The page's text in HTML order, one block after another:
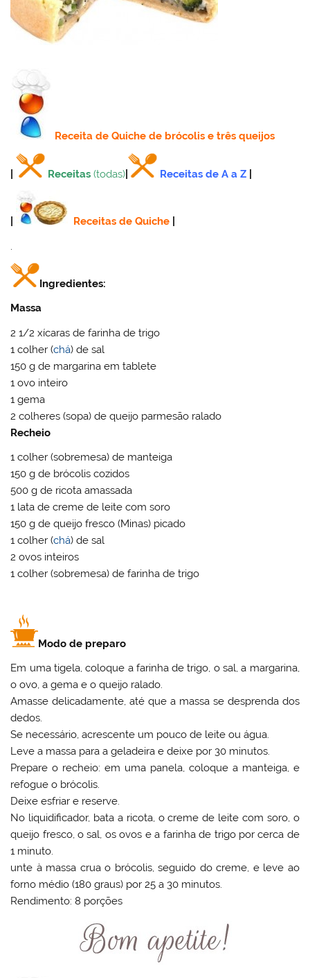
Receitade Quiche de brócolis e três queijos
Receitas (todas) Receitas de A a Z
Receitas de Quiche
.
Ingredientes:
Massa
2 1/2 xícaras de farinha de trigo
1 colher (chá) de sal
150 g de margarina em tablete
1 ovo inteiro
1 gema
2 colheres (sopa) de queijo parmesão ralado
Recheio
1 colher (sobremesa) de manteiga
150 g de brócolis cozidos
500 g de ricota amassada
1 lata de creme de leite com soro
150 g de queijo fresco (Minas) picado
1 colher (chá) de sal
2 ovos inteiros
1 colher (sobremesa) de farinha de trigo
Modo de preparo
Em uma tigela, coloque a farinha de trigo, o sal, a margarina,
o ovo, a gema e o queijo ralado.
Amasse delicadamente, até que a massa se desprenda dos
dedos.
Se necessário, acrescente um pouco de leite ou água.
Leve a massa para a geladeira e deixe por 30 minutos.
Prepare o recheio: em uma panela, coloque a manteiga, e
refogue o brócolis.
Deixe esfriar e reserve.
No liquidificador, bata a ricota, o creme de leite com soro, o
queijo fresco, o sal, os ovos e a farinha de trigo por cerca de
1 minuto.
unte à massa crua o brócolis, seguido do creme, e leve ao
forno médio (180 graus) por 25 a 30 minutos.
Rendimento: 8 porções